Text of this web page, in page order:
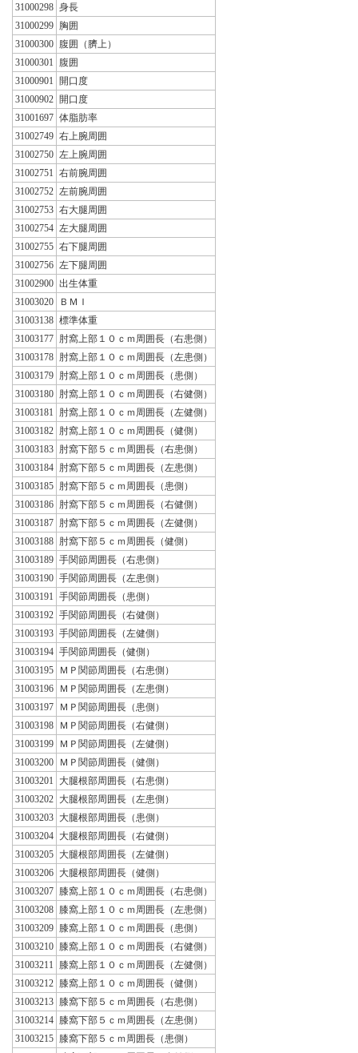
31000298 身長
31000299 胸囲
31000300 腹囲（臍上）
31000301
腹囲
31000901
開口度
31000902 開口度
31001697 体脂肪率
31002749 右上腕周囲
31002750 左上腕周囲
31002751
右前腕周囲
31002752 左前腕周囲
31002753 右大腿周囲
31002754 左大腿周囲
31002755 右下腿周囲
31002756 左下腿周囲
31002900 出生体重
31003020
ＢＭＩ
31003138 標準体重
31003177 肘窩上部１０ｃｍ周囲長（右患側）
31003178 肘窩上部１０ｃｍ周囲長（左患側）
31003179 肘窩上部１０ｃｍ周囲長（患側）
31003180 肘窩上部１０ｃｍ周囲長（右健側）
31003181
肘窩上部１０ｃｍ周囲長（左健側）
31003182 肘窩上部１０ｃｍ周囲長（健側）
31003183 肘窩下部５ｃｍ周囲長（右患側）
31003184 肘窩下部５ｃｍ周囲長（左患側）
31003185 肘窩下部５ｃｍ周囲長（患側）
31003186 肘窩下部５ｃｍ周囲長（右健側）
31003187 肘窩下部５ｃｍ周囲長（左健側）
31003188 肘窩下部５ｃｍ周囲長（健側）
31003189 手関節周囲長（右患側）
31003190 手関節周囲長（左患側）
31003191
手関節周囲長（患側）
31003192 手関節周囲長（右健側）
31003193 手関節周囲長（左健側）
31003194 手関節周囲長（健側）
31003195
ＭＰ関節周囲長（右患側）
31003196
ＭＰ関節周囲長（左患側）
31003197
ＭＰ関節周囲長（患側）
31003198
ＭＰ関節周囲長（右健側）
31003199
ＭＰ関節周囲長（左健側）
31003200
ＭＰ関節周囲長（健側）
31003201
大腿根部周囲長（右患側）
31003202 大腿根部周囲長（左患側）
31003203 大腿根部周囲長（患側）
31003204 大腿根部周囲長（右健側）
31003205 大腿根部周囲長（左健側）
31003206 大腿根部周囲長（健側）
31003207 膝窩上部１０ｃｍ周囲長（右患側）
31003208 膝窩上部１０ｃｍ周囲長（左患側）
31003209 膝窩上部１０ｃｍ周囲長（患側）
31003210 膝窩上部１０ｃｍ周囲長（右健側）
31003211
膝窩上部１０ｃｍ周囲長（左健側）
31003212 膝窩上部１０ｃｍ周囲長（健側）
31003213 膝窩下部５ｃｍ周囲長（右患側）
31003214 膝窩下部５ｃｍ周囲長（左患側）
31003215 膝窩下部５ｃｍ周囲長（患側）